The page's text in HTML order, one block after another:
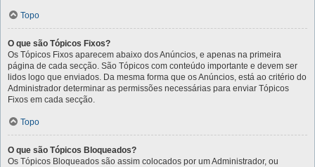
Topo
O que são Tópicos Fixos?
Os Tópicos Fixos aparecem abaixo dos Anúncios, e apenas na primeira
página de cada secção. São Tópicos com conteúdo importante e devem ser
lidos logo que enviados. Da mesma forma que os Anúncios, está ao critério do
Administrador determinar as permissões necessárias para enviar Tópicos
Fixos em cada secção.
Topo
O que são Tópicos Bloqueados?
Os Tópicos Bloqueados são assim colocados por um Administrador, ou